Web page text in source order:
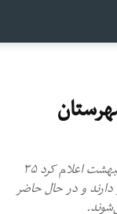
شهرستان
- مدیر عامل شرکت آبفای مشهد روز جمعه ۱۸ اردیبهشت اعلام کرد ۳۵
و در حال حاضر